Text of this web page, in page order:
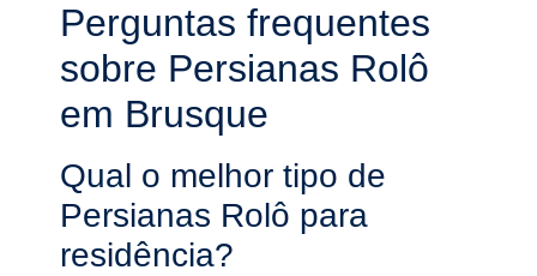
Perguntas frequentes
sobre Persianas Rolô
em Brusque
Qual o melhor tipo de
Persianas Rolô para
residência?